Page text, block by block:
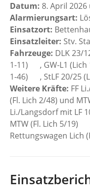
Datum: 8. April
Alarmierungsart:
Einsatzort:
Einsatzleiter: Stv.
Fahrzeuge: DLK 23/
1-11)
, GW-L1 (Lich
1-46)
, StLF 20/25
Weitere Kräfte: FF
(Fl. Lich 2/48) und
Li./Langsdorf mit LF
MTW (Fl. Lich 5/19)
Rettungswagen Lich